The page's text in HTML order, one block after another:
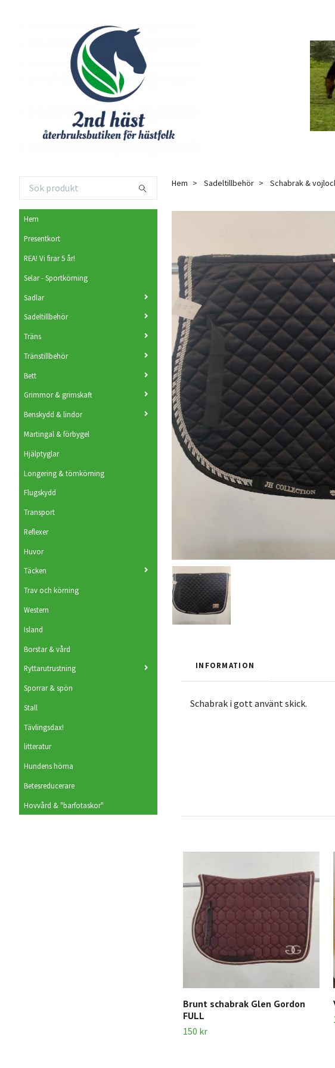
Hem
Presentkort
REA! Vi firar 5 år!
Selar - Sportkörning
Sadlar
Sadeltillbehör
Träns
Tränstillbehör
Bett
Grimmor & grimskaft
Benskydd & lindor
Martingal & förbygel
Hjälptyglar
Longering & tömkörning
Flugskydd
Transport
Reflexer
Huvor
Täcken
Trav och körning
Western
Island
Borstar & vård
Ryttarutrustning
Sporrar & spön
Stall
Tävlingsdax!
litteratur
Hundens hörna
Betesreducerare
Hovvård & "barfotaskor"
Hem Sadeltillbehör Schabrak &
INFORMATION
Schabrak i gott använt skick.
Brunt schabrak Glen Gordon
FULL
150 kr